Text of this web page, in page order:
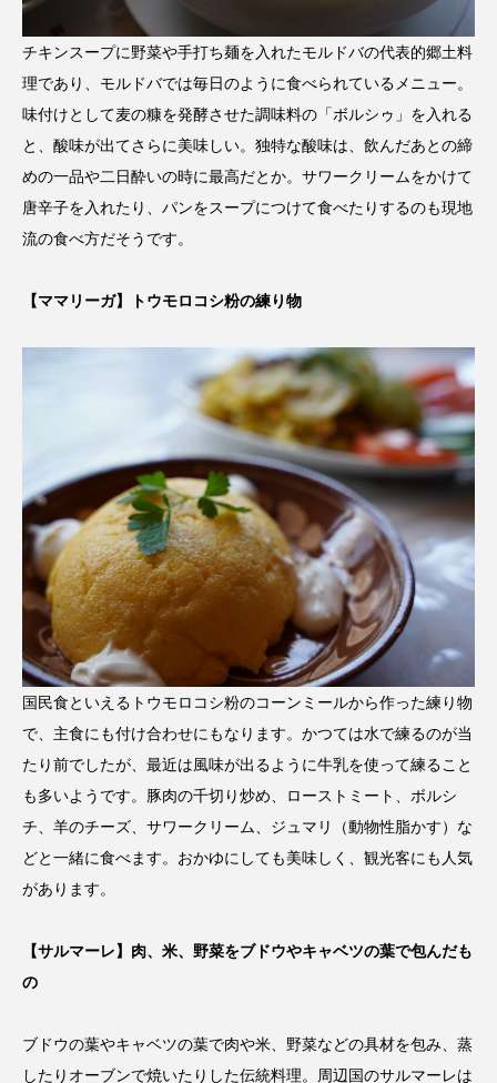
チキンスープに野菜や手打ち麺を入れたモルドバの代表的郷土料
理であり、モルドバでは毎日のように食べられているメニュー。
味付けとして麦の糠を発酵させた調味料の「ボルシゥ」を入れる
と、酸味が出てさらに美味しい。独特な酸味は、飲んだあとの締
めの一品や二日酔いの時に最高だとか。サワークリームをかけて
唐辛子を入れたり、パンをスープにつけて食べたりするのも現地
流の食べ方だそうです。
【ママリーガ】トウモロコシ粉の練り物
国民食といえるトウモロコシ粉のコーンミールから作った練り物
で、主食にも付け合わせにもなります。かつては水で練るのが当
たり前でしたが、最近は風味が出るように牛乳を使って練ること
も多いようです。豚肉の千切り炒め、ローストミート、ボルシ
チ、羊のチーズ、サワークリーム、ジュマリ（動物性脂かす）な
どと一緒に食べます。おかゆにしても美味しく、観光客にも人気
があります。
【サルマーレ】肉、米、野菜をブドウやキャベツの葉で包んだも
の
ブドウの葉やキャベツの葉で肉や米、野菜などの具材を包み、蒸
したりオーブンで焼いたりした伝統料理。周辺国のサルマーレは